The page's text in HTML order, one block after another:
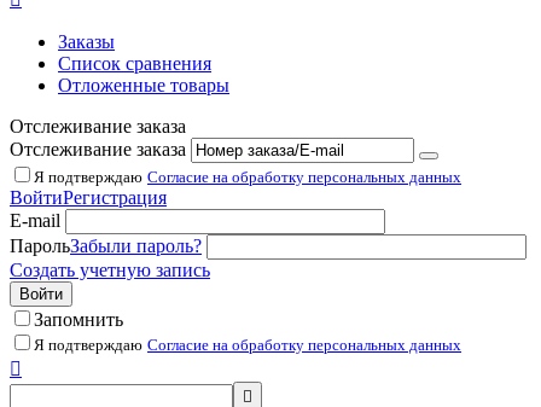
Заказы
Список сравнения
Отложенные товары
Отслеживание заказа
Отслеживание заказа
Я подтверждаю Согласие на обработку персональных данных
ВойтиРегистрация
E-mail
ПарольЗабыли пароль?
Создать учетную запись
Войти
Запомнить
Я подтверждаю Согласие на обработку персональных данных

